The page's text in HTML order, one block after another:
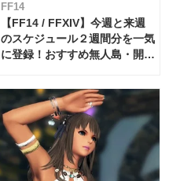
FF14
【FF14 / FFXIV】今週と来週
のスケジュール２週間分を一気
に登録！おすすめ無人島・開拓
対応 / 毎週更新中】